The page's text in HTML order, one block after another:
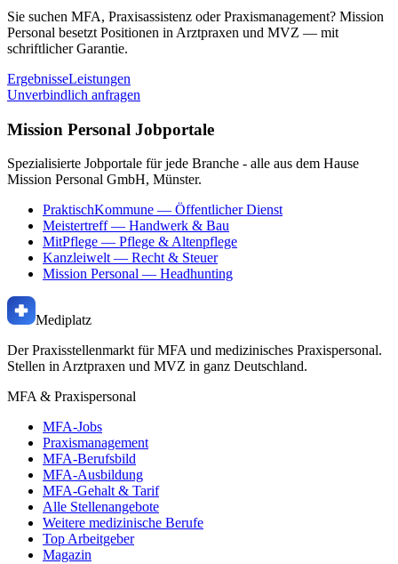
Sie suchen MFA, Praxisassistenz oder Praxismanagement? Mission
Personal besetzt Positionen in Arztpraxen und MVZ — mit
schriftlicher Garantie.
ErgebnisseLeistungen
Unverbindlich anfragen
Mission Personal Jobportale
Spezialisierte Jobportale für jede Branche - alle aus dem Hause
Mission Personal GmbH, Münster.
PraktischKommune — Öffentlicher Dienst
Meistertreff— Handwerk & Bau
MitPflege — Pflege & Altenpflege
Kanzleiwelt — Recht & Steuer
Mission Personal — Headhunting
Mediplatz
Der Praxisstellenmarkt für MFA und medizinisches Praxispersonal.
Stellen in Arztpraxen und MVZ in ganz Deutschland.
MFA & Praxispersonal
MFA-Jobs
Praxismanagement
MFA-Berufsbild
MFA-Ausbildung
MFA-Gehalt & Tarif
Alle Stellenangebote
Weitere medizinische Berufe
Top Arbeitgeber
Magazin